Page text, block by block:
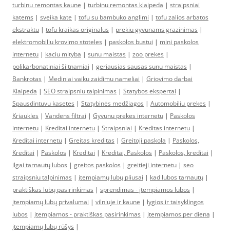
turbinu remontas kaune | turbinu remontas klaipeda | straipsniai
katems | sveika kate | tofu su bambuko anglimi | tofu zalios arbatos
ekstraktu | tofu kraikas originalus | prekiu gyvunams grazinimas |
elektromobiliu krovimo stoteles | paskolos bustui | mini paskolos
internetu | kaciu mityba | sunu maistas | zoo prekes |
polikarbonatiniai šiltnamiai | geriausias sausas sunu maistas |
Bankrotas | Mediniai vaiku zaidimu nameliai | Griovimo darbai
Klaipeda | SEO straipsniu talpinimas | Statybos ekspertai |
Spausdintuvu kasetes | Statybinės medžiagos | Automobiliu prekes |
Kriaukles | Vandens filtrai | Gyvunu prekes internetu | Paskolos
internetu | Kreditai internetu | Straipsniai | Kreditas internetu |
Kreditai internetu | Greitas kreditas | Greitoji paskola | Paskolos,
Kreditai | Paskolos | Kreditai | Kreditai, Paskolos | Paskolos, kreditai |
ilgai tarnautų lubos | greitos paskolos | greitieji internetu | seo
straipsniu talpinimas | įtempiamų lubų pliusai | kad lubos tarnautų |
praktiškas lubų pasirinkimas | sprendimas - įtempiamos lubos |
įtempiamų lubų privalumai | vilniuje ir kaune | lygios ir taisyklingos
lubos | įtempiamos - praktiškas pasirinkimas | įtempiamos per dieną |
įtempiamų lubų rūšys |